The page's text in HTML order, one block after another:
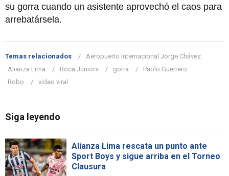
su gorra cuando un asistente aprovechó el caos para
arrebatársela.
Temas relacionados
Aeropuerto Internacional Jorge Chávez
Alianza Lima
Boca Juniors gorra
Paolo Guerrero
Robo
video viral
Siga leyendo
Alianza Lima rescata un punto ante
Sport Boys y sigue arriba en el Torneo
Clausura